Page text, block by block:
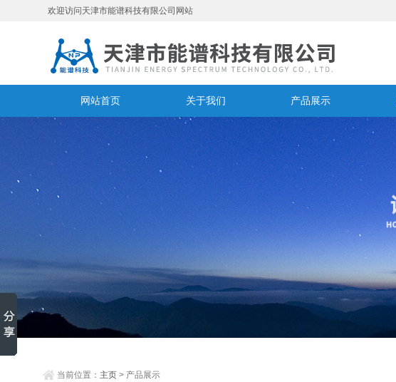
欢迎访问天津市能谱科技有限公司网站
网站首页 关于我们 产品展示
当前位置： 主页 > 产品展示